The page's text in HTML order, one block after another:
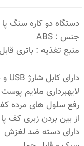
دستگاه دو کاره سنگ
جنس : ABS
منبع تغذیه : باتری
دارای کابل شارژ USB و سوهان اضافی
لایهبرداری ملایم پوست
رفع سلول های مرده
از بین بردن زبری کف پا
دارای دسته ضد لغزش